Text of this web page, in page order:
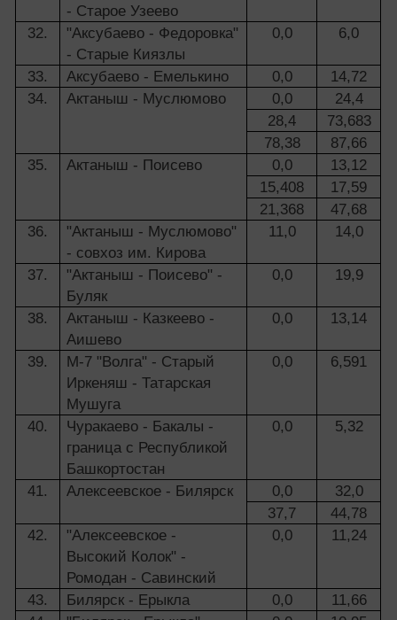
- Старое Узеево
32.
"Аксубаево - Федоровка"
- Старые Киязлы
0,0 6,0
33. Аксубаево - Емелькино 0,0
14,72
34.
Актаныш - Муслюмово 0,0
24,4
28,4
73,683
78,38
87,66
35.
Актаныш - Поисево 0,0
13,12
15,408
17,59
21,368
47,68
36.
"Актаныш - Муслюмово"
- совхоз им. Кирова
11,0 14,0
37.
"Актаныш - Поисево" -
Буляк
0,0 19,9
38.
Актаныш - Казкеево -
Аишево
0,0 13,14
39.
М-7 "Волга" - Старый
Иркеняш - Татарская
Мушуга
0,0 6,591
40.
Чуракаево - Бакалы -
граница с Республикой
Башкортостан
0,0 5,32
41. Алексеевское - Билярск 0,0
32,0
37,7
44,78
42.
"Алексеевское -
Высокий Колок" -
Ромодан - Савинский
0,0 11,24
43. Билярск - Ерыкла 0,0
11,66